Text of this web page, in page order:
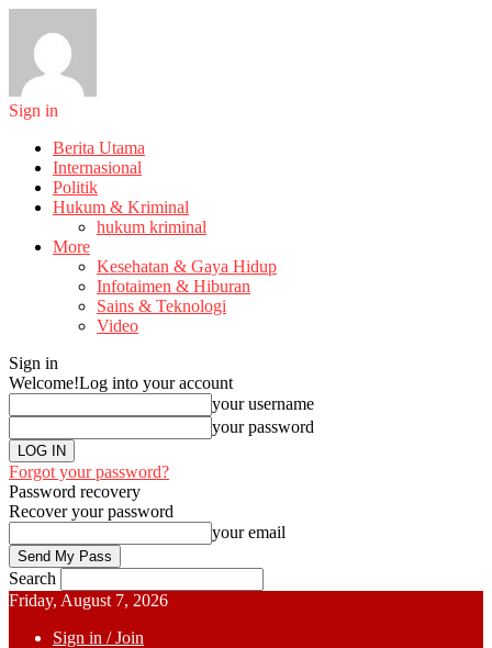
Sign in
Berita Utama
Internasional
Politik
Hukum & Kriminal
hukum kriminal
More
Kesehatan & Gaya Hidup
Infotaimen & Hiburan
Sains & Teknologi
Video
Sign in
Welcome!Log into your account
your username
your password
Forgot your password?
Password recovery
Recover your password
your email
Search
Friday, August 7, 2026
Sign in / Join